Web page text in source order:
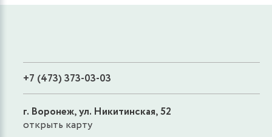
+7 (473) 373-03-03
г. Воронеж, ул. Никитинская, 52
открыть карту